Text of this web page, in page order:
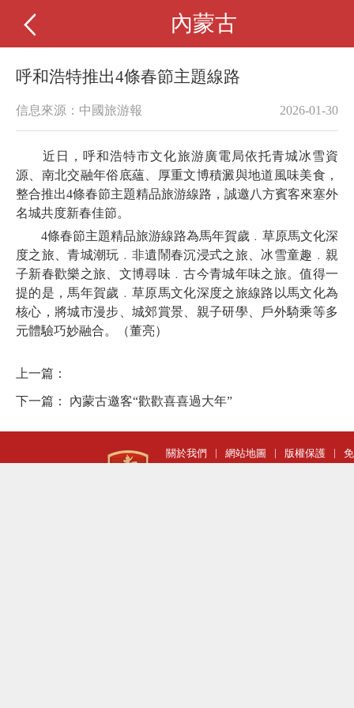
內蒙古
呼和浩特推出4條春節主題線路
信息來源：中國旅游報 2026-01-30
近日，呼和浩特市文化旅游廣電局依托青城冰雪資
源、南北交融年俗底蘊、厚重文博積澱與地道風味美食，
整合推出4條春節主題精品旅游線路，誠邀八方賓客來塞外
名城共度新春佳節。
4條春節主題精品旅游線路為馬年賀歲﹒草原馬文化深
度之旅、青城潮玩﹒非遺鬧春沉浸式之旅、冰雪童趣﹒親
子新春歡樂之旅、文博尋味﹒古今青城年味之旅。值得一
提的是，馬年賀歲﹒草原馬文化深度之旅線路以馬文化為
核心，將城市漫步、城郊賞景、親子研學、戶外騎乘等多
元體驗巧妙融合。（董亮）
上一篇：
下一篇： 內蒙古邀客“歡歡喜喜過大年”